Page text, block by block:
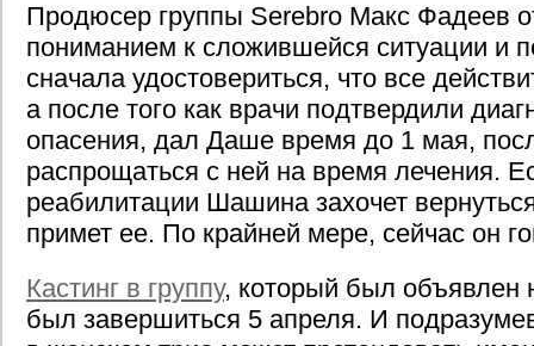
Продюсер группы Serebro Макс Фадеев
пониманием к сложившейся ситуации и
сначала удостовериться, что все
а после того как врачи подтвердили
опасения, дал Даше время до 1 мая,
распрощаться с ней на время лечения.
реабилитации Шашина захочет
примет ее. По крайней мере, сейчас он
Кастинг в группу, который был объявлен
был завершиться 5 апреля. И